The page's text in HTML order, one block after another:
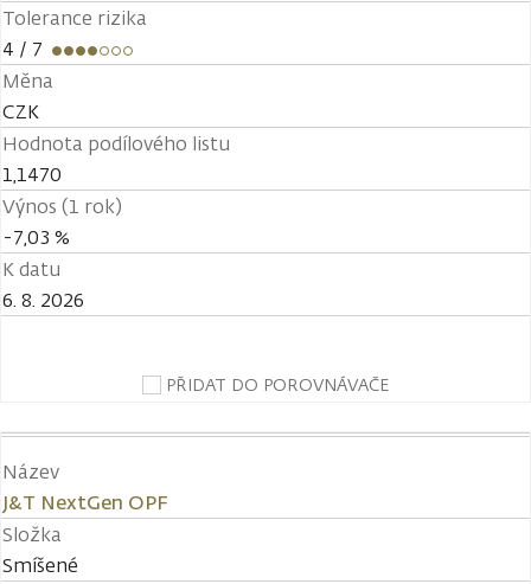
Tolerance rizika
4 / 7
Měna
CZK
Hodnota podílového listu
1,1470
Výnos (1 rok)
-7,03 %
K datu
6. 8. 2026
PŘIDAT DO POROVNÁVAČE
Název
J&T NextGen OPF
Složka
Smíšené